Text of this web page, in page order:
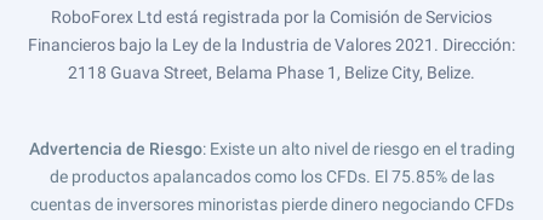
RoboForex Ltd está registrada por la Comisión de Servicios
Financieros bajo la Ley de la Industria de Valores 2021. Dirección:
2118 Guava Street, Belama Phase 1, Belize City, Belize.
Advertencia de Riesgo: Existe un alto nivel de riesgo en el trading
de productos apalancados como los CFDs. El 75.85% de las
cuentas de inversores minoristas pierde dinero negociando CFDs